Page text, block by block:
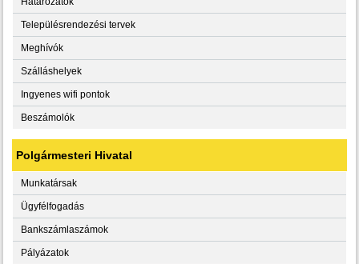
Településrendezési tervek
Meghívók
Szálláshelyek
Ingyenes wifi pontok
Beszámolók
Polgármesteri Hivatal
Munkatársak
Ügyfélfogadás
Bankszámlaszámok
Pályázatok